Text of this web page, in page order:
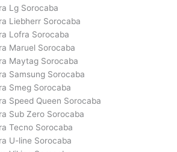
Lg Sorocaba
Liebherr Sorocaba
Lofra Sorocaba
Maruel Sorocaba
Maytag Sorocaba
Samsung Sorocaba
Smeg Sorocaba
Speed Queen Sorocaba
Sub Zero Sorocaba
Tecno Sorocaba
U-line Sorocaba